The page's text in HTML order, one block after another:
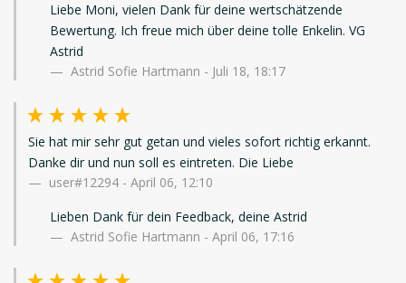
Liebe Moni, vielen Dank für deine wertschätzende
Bewertung. Ich freue mich über deine tolle Enkelin. VG
Astrid
Astrid Sofie Hartmann - Juli 18, 18:17
Sie hat mir sehr gut getan und vieles sofort richtig erkannt.
Danke dir und nun soll es eintreten. Die Liebe
user#12294 - April 06, 12:10
Lieben Dank für dein Feedback, deine Astrid
Astrid Sofie Hartmann - April 06, 17:16